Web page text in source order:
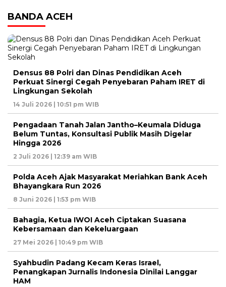
BANDA ACEH
Densus 88 Polri dan Dinas Pendidikan Aceh
Perkuat Sinergi Cegah Penyebaran Paham IRET di
Lingkungan Sekolah
14 Juli 2026 | 10:51 pm WIB
Pengadaan Tanah Jalan Jantho–Keumala Diduga
Belum Tuntas, Konsultasi Publik Masih Digelar
Hingga 2026
2 Juli 2026 | 12:39 am WIB
Polda Aceh Ajak Masyarakat Meriahkan Bank Aceh
Bhayangkara Run 2026
8 Juni 2026 | 1:53 pm WIB
Bahagia, Ketua IWOI Aceh Ciptakan Suasana
Kebersamaan dan Kekeluargaan
27 Mei 2026 | 10:49 pm WIB
Syahbudin Padang Kecam Keras Israel,
Penangkapan Jurnalis Indonesia Dinilai Langgar
HAM